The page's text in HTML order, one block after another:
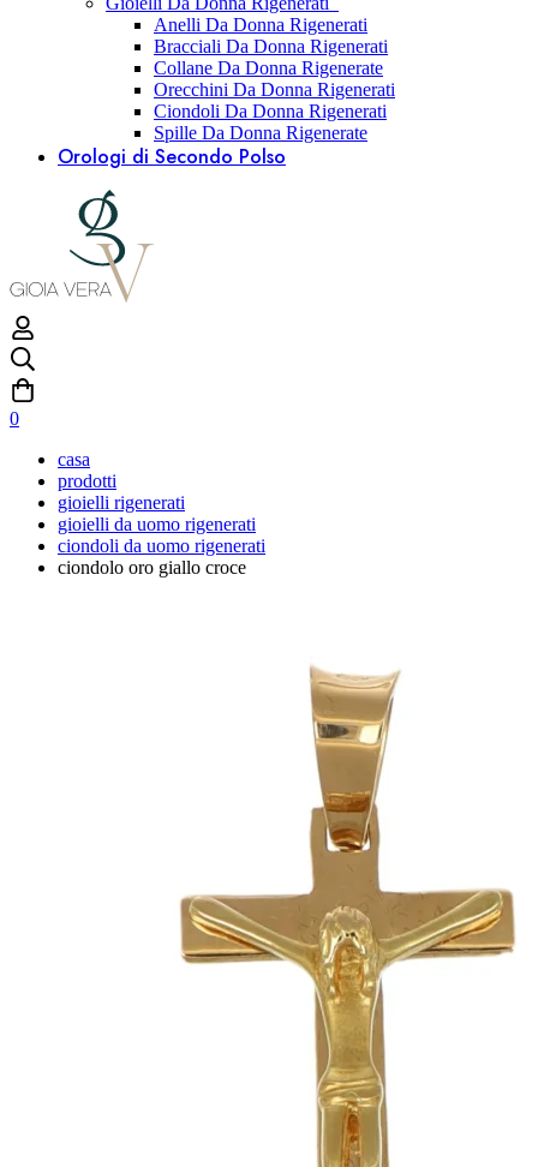
Anelli Da Donna Rigenerati
Bracciali Da Donna Rigenerati
Collane Da Donna Rigenerate
Orecchini Da Donna Rigenerati
Ciondoli Da Donna Rigenerati
Spille Da Donna Rigenerate
Orologi di Secondo Polso
0
casa
prodotti
gioielli rigenerati
gioielli da uomo rigenerati
ciondoli da uomo rigenerati
ciondolo oro giallo croce